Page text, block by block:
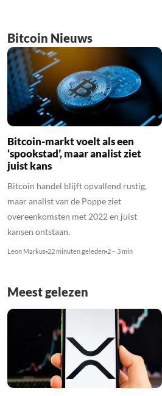
Bitcoin Nieuws
Bitcoin-markt voelt als een
‘spookstad’, maar analist ziet
juist kans
Bitcoin handel blijft opvallend rustig,
maar analist van de Poppe ziet
overeenkomsten met 2022 en juist
kansen ontstaan.
Leon Markus 22 minuten geleden 2 – 3 min
Meest gelezen